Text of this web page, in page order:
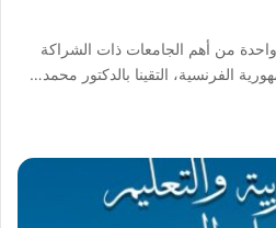
من أهم الجامعات ذات الشراكة
الفرنسية، التقينا بالدكتور محمد…